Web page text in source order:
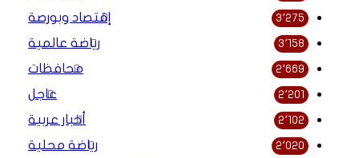
إقتصاد وبورصة 3٬275
رياضة عالمية 3٬158
محافظات 2٬669
عاجل 2٬201
أخبار عربية 2٬102
رياضة محلية 2٬020